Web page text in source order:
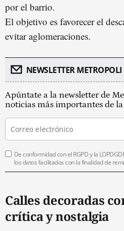
por el barrio.
El objetivo es favorecer el
evitar aglomeraciones.
NEWSLETTER METROPOLI
Apúntate a la newsletter de
noticias más importantes de
De conformidad con el RGPD y la
los datos facilitados con la finalidad de
Calles decoradas
crítica y nostalgia